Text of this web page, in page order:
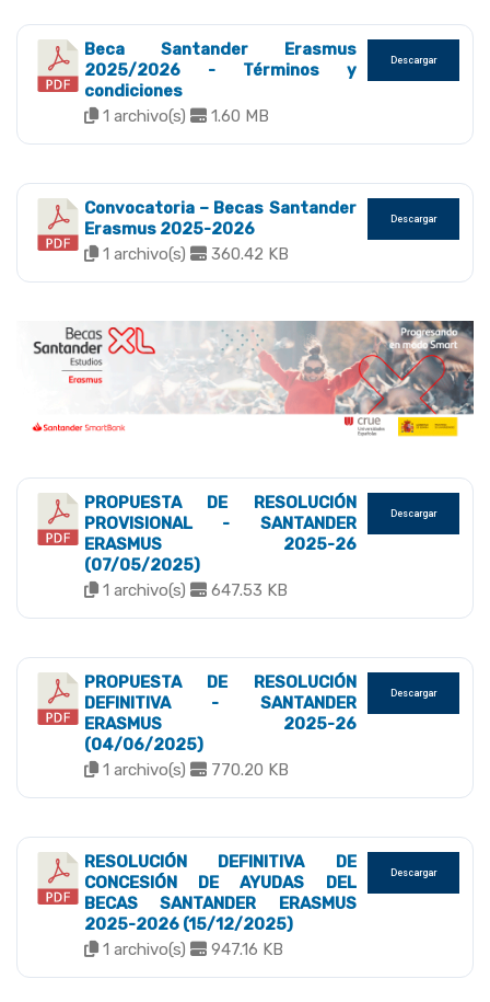
Beca Santander Erasmus
2025/2026 - Términos y
condiciones
1 archivo(s)
1.60 MB
Descargar
Convocatoria – Becas Santander
Erasmus 2025-2026
1 archivo(s)
360.42 KB
Descargar
PROPUESTA DE RESOLUCIÓN
PROVISIONAL - SANTANDER
ERASMUS 2025-26
(07/05/2025)
1 archivo(s)
647.53 KB
Descargar
PROPUESTA DE RESOLUCIÓN
DEFINITIVA - SANTANDER
ERASMUS 2025-26
(04/06/2025)
1 archivo(s)
770.20 KB
Descargar
RESOLUCIÓN DEFINITIVA DE
CONCESIÓN DE AYUDAS DEL
BECAS SANTANDER ERASMUS
2025-2026 (15/12/2025)
1 archivo(s)
947.16 KB
Descargar